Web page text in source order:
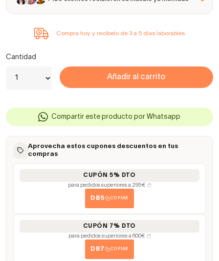
Compra hoy y recíbelo de 3 a 5 días laborables
Cantidad
Añadir al carrito
Compartir este producto por Whatsapp
Aprovecha estos cupones descuentos en tus
compras
CUPÓN 5% DTO
para pedidos superiores a 295€ (*)
DB5 COPIAR
CUPÓN 7% DTO
para pedidos superiores a 600€ (*)
DB7 COPIAR